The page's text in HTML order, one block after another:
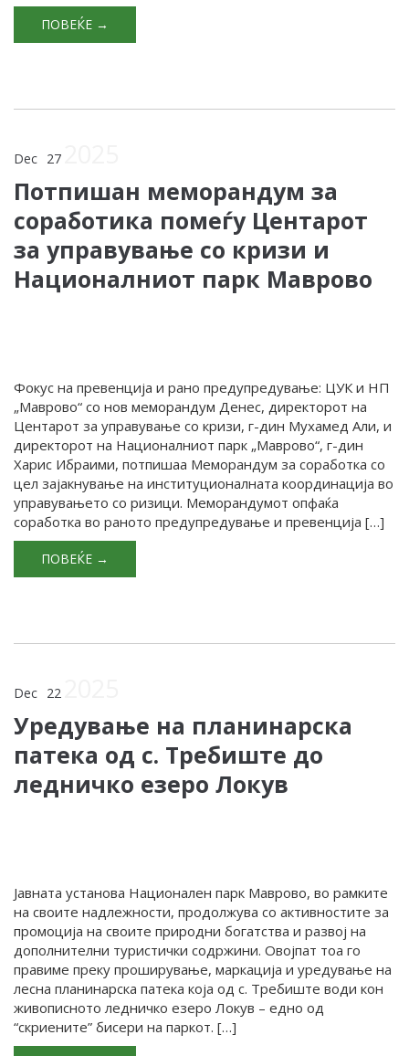
ПОВЕЌЕ →
Dec 27
Потпишан меморандум за
соработика помеѓу Центарот
за управување со кризи и
Националниот парк Маврово
Фокус на превенција и рано предупредување: ЦУК и НП
„Маврово“ со нов меморандум Денес, директорот на
Центарот за управување со кризи, г-дин Мухамед Али, и
директорот на Националниот парк „Маврово“, г-дин
Харис Ибраими, потпишаа Меморандум за соработка со
цел зајакнување на институционалната координација во
управувањето со ризици. Меморандумот опфаќа
соработка во раното предупредување и превенција […]
ПОВЕЌЕ →
Dec 22
Уредување на планинарска
патека од с. Требиште до
ледничко езеро Локув
Јавната установа Национален парк Маврово, во рамките
на своите надлежности, продолжува со активностите за
промоција на своите природни богатства и развој на
дополнителни туристички содржини. Овојпат тоа го
правиме преку проширување, маркација и уредување на
лесна планинарска патека која од с. Требиште води кон
живописното ледничко езеро Локув – едно од
“скриените” бисери на паркот. […]